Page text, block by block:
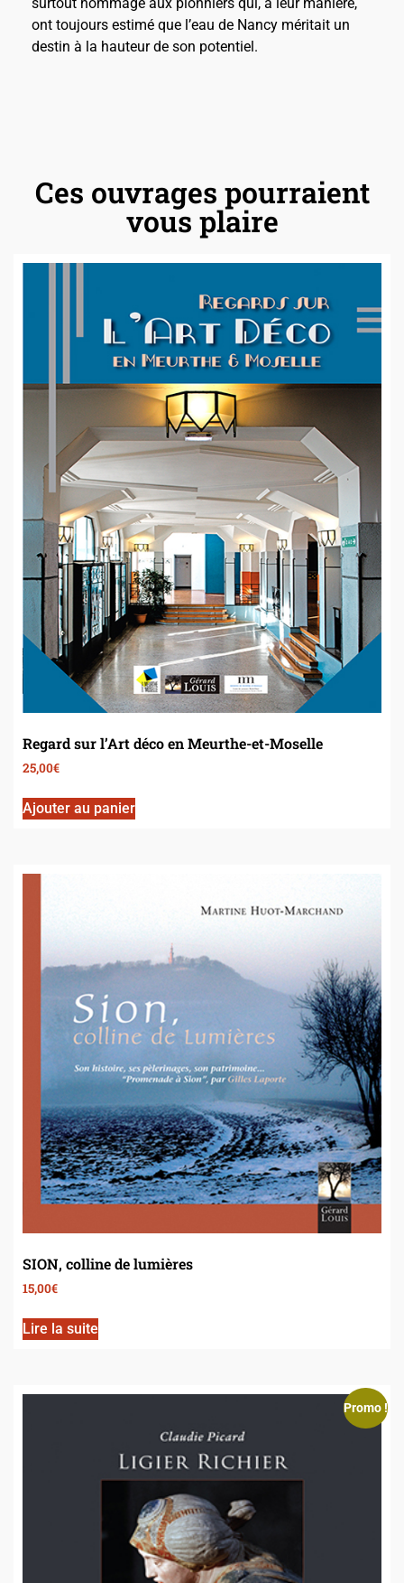
surtout hommage aux pionniers qui, à leur manière,
ont toujours estimé que l’eau de Nancy méritait un
destin à la hauteur de son potentiel.
Ces ouvrages pourraient
vous plaire
Regard sur l’Art déco en Meurthe-et-Moselle
25,00€
Ajouter au panier
SION, colline de lumières
15,00€
Lire la suite
Promo !